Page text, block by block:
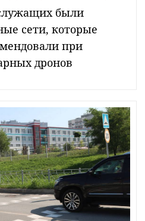
были
сети, которые
при
дронов